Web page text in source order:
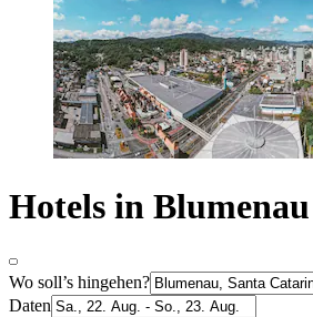
Hotels in Blumenau
Wo soll’s hingehen?
Daten